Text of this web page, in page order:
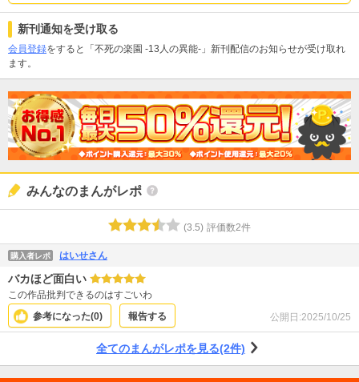
新刊通知を受け取る
会員登録をすると「不死の楽園 -13人の異能-」新刊配信のお知らせが受け取れ
ます。
みんなのまんがレポ
(3.5) 評価数2件
購入者レポ はいせさん
バカほど面白い
この作品批判できるのはすごいわ
参考になった(0) 報告する 公開日:2025/10/25
全てのまんがレポを見る(2件)